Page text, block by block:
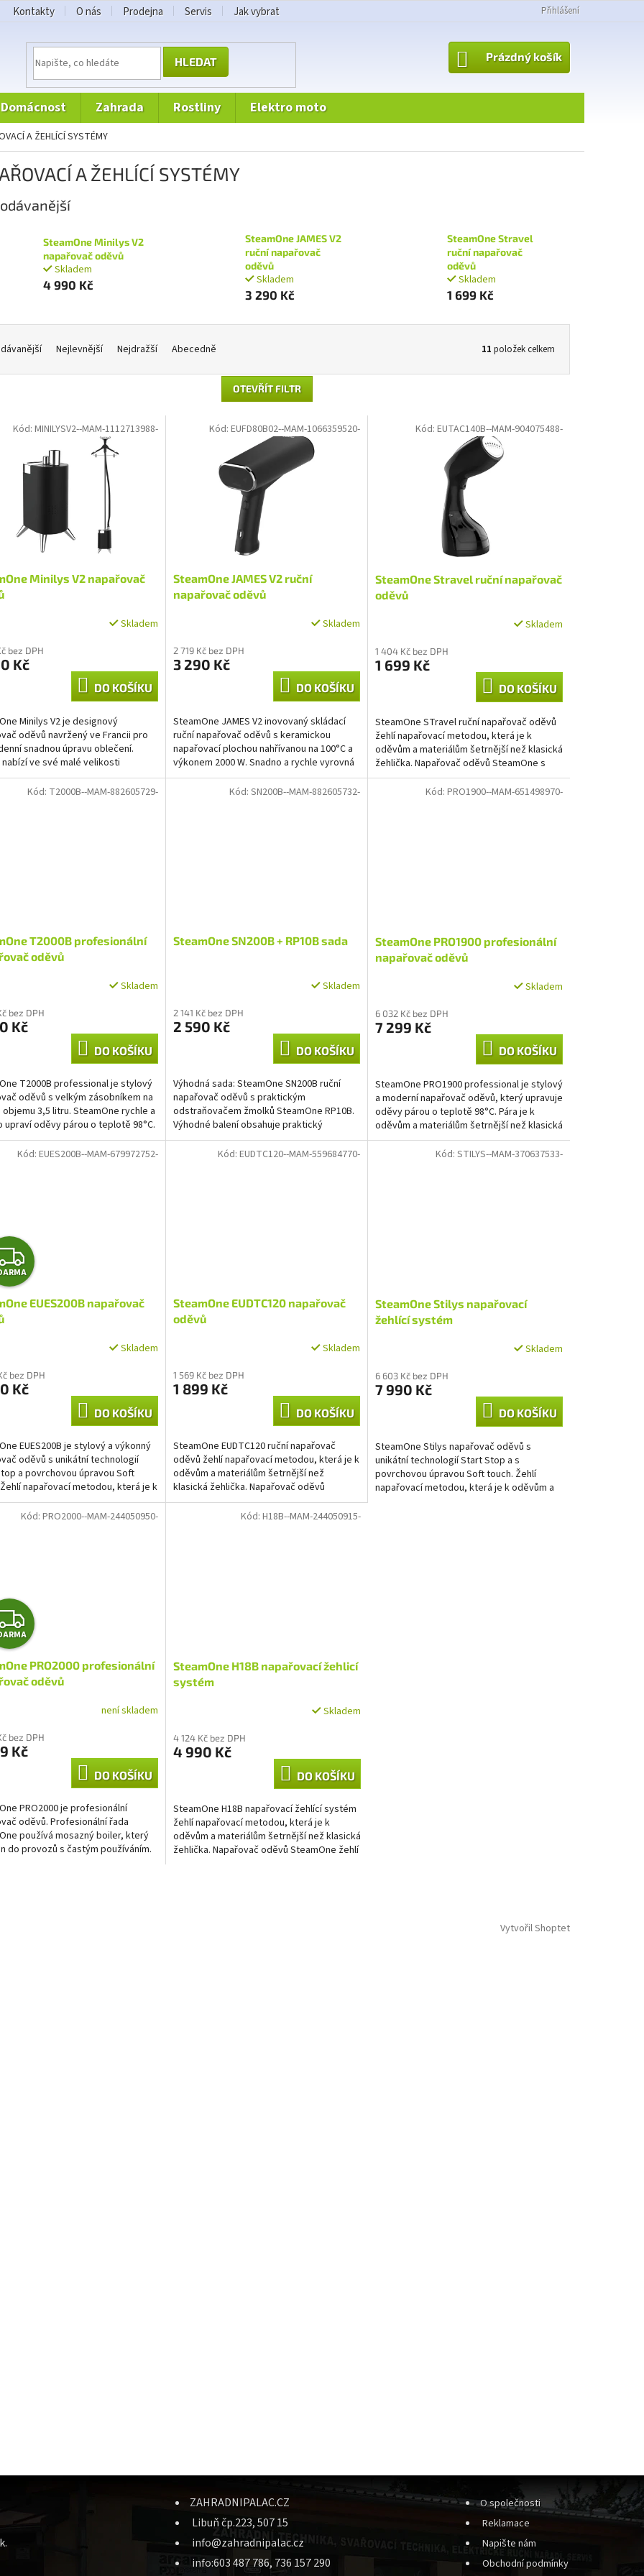
Kontakty O nás Prodejna Servis Jak vybrat Přihlášení
HLEDAT
NÁKUPNÍ
KOŠÍK
Prázdný košík
domácnost zahrada rostliny elektro moto
A ŽEHLÍCÍ SYSTÉMY
A ŽEHLÍCÍ SYSTÉMY
SteamOne Minilys V2
napařovač oděvů
Skladem
4 990 Kč
SteamOne JAMES V2
ruční napařovač
oděvů
Skladem
3 290 Kč
SteamOne Stravel
ruční napařovač
oděvů
Skladem
1 699 Kč
Nejlevnější Nejdražší Abecedně 11 položek celkem
OTEVŘÍT FILTR
Minilys V2 napařovač
Skladem
bez DPH
Kč
DO KOŠÍKU
Minilys V2 je designový
oděvů navržený ve Francii pro
snadnou úpravu oblečení.
nabízí ve své malé velikosti
výkonu se SteamOne...
Kód: MINILYSV2--MAM-1112713988-
SteamOne JAMES V2 ruční
napařovač oděvů
Skladem
2 719 Kč bez DPH
3 290 Kč
DO KOŠÍKU
SteamOne JAMES V2 inovovaný skládací
ruční napařovač oděvů s keramickou
napařovací plochou nahřívanou na 100°C a
výkonem 2000 W. Snadno a rychle vyrovná
všechny druhy materiálů...
Kód: EUFD80B02--MAM-1066359520-
SteamOne Stravel ruční napařovač
oděvů
Skladem
1 404 Kč bez DPH
1 699 Kč
DO KOŠÍKU
SteamOne STravel ruční napařovač oděvů
žehlí napařovací metodou, která je k
oděvům a materiálům šetrnější než klasická
žehlička. Napařovač oděvů SteamOne s
výkonem 1400 W snadno...
Kód: EUTAC140B--MAM-904075488-
T2000B profesionální
oděvů
Skladem
bez DPH
Kč
DO KOŠÍKU
T2000B professional je stylový
oděvů s velkým zásobníkem na
3,5 litru. SteamOne rychle a
upraví oděvy párou o teplotě 98°C.
Kód: T2000B--MAM-882605729-
SteamOne SN200B + RP10B sada
Skladem
2 141 Kč bez DPH
2 590 Kč
DO KOŠÍKU
Výhodná sada: SteamOne SN200B ruční
napařovač oděvů s praktickým
odstraňovačem žmolků SteamOne RP10B.
Výhodné balení obsahuje praktický
cestovní napařovač oděvů SteamOne
Kód: SN200B--MAM-882605732-
SteamOne PRO1900 profesionální
napařovač oděvů
Skladem
6 032 Kč bez DPH
7 299 Kč
DO KOŠÍKU
SteamOne PRO1900 professional je stylový
a moderní napařovač oděvů, který upravuje
oděvy párou o teplotě 98°C. Pára je k
oděvům a materiálům šetrnější než klasická
žehlička....
Kód: PRO1900--MAM-651498970-
Z
D
A
M
EUES200B napařovač
Skladem
bez DPH
Kč
DO KOŠÍKU
EUES200B je stylový a výkonný
oděvů s unikátní technologií
a povrchovou úpravou Soft
napařovací metodou, která je k
a...
Kód: EUES200B--MAM-679972752-
SteamOne EUDTC120 napařovač
oděvů
Skladem
1 569 Kč bez DPH
1 899 Kč
DO KOŠÍKU
SteamOne EUDTC120 ruční napařovač
oděvů žehlí napařovací metodou, která je k
oděvům a materiálům šetrnější než
klasická žehlička. Napařovač oděvů
SteamOne s výkonem 1800 W a...
Kód: EUDTC120--MAM-559684770-
SteamOne Stilys napařovací
žehlící systém
Skladem
6 603 Kč bez DPH
7 990 Kč
DO KOŠÍKU
SteamOne Stilys napařovač oděvů s
unikátní technologií Start Stop a s
povrchovou úpravou Soft touch. Žehlí
napařovací metodou, která je k oděvům a
Kód: STILYS--MAM-370637533-
Z
D
A
M
PRO2000 profesionální
oděvů
není skladem
bez DPH
Kč
DO KOŠÍKU
PRO2000 je profesionální
oděvů. Profesionální řada
používá mosazný boiler, který
do provozů s častým používáním.
Kód: PRO2000--MAM-244050950-
SteamOne H18B napařovací žehlicí
systém
Skladem
4 124 Kč bez DPH
4 990 Kč
DO KOŠÍKU
SteamOne H18B napařovací žehlící systém
žehlí napařovací metodou, která je k
oděvům a materiálům šetrnější než klasická
žehlička. Napařovač oděvů SteamOne žehlí
Kód: H18B--MAM-244050915-
Vytvořil Shoptet
ZAHRADNIPALAC.CZ
Libuň čp.223, 507 15
info@zahradnipalac.cz
info:603 487 786, 736 157 290
O společnosti
Reklamace
Napište nám
Obchodní podmínky